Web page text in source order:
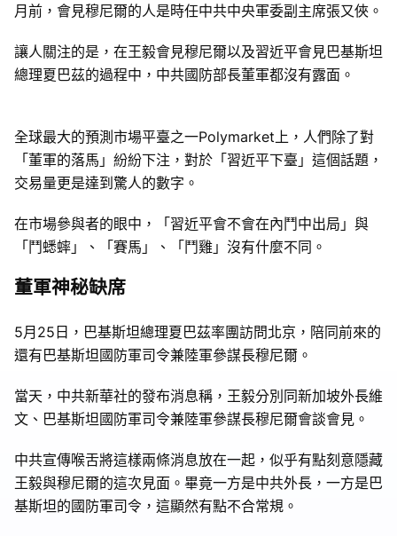
月前，會見穆尼爾的人是時任中共中央軍委副主席張又俠。
讓人關注的是，在王毅會見穆尼爾以及習近平會見巴基斯坦
總理夏巴茲的過程中，中共國防部長董軍都沒有露面。
全球最大的預測市場平臺之一Polymarket上，人們除了對
「董軍的落馬」紛紛下注，對於「習近平下臺」這個話題，
交易量更是達到驚人的數字。
在市場參與者的眼中，「習近平會不會在內鬥中出局」與
「鬥蟋蟀」、「賽馬」、「鬥雞」沒有什麼不同。
董軍神秘缺席
5月25日，巴基斯坦總理夏巴茲率團訪問北京，陪同前來的
還有巴基斯坦國防軍司令兼陸軍參謀長穆尼爾。
當天，中共新華社的發布消息稱，王毅分別同新加坡外長維
文、巴基斯坦國防軍司令兼陸軍參謀長穆尼爾會談會見。
中共宣傳喉舌將這樣兩條消息放在一起，似乎有點刻意隱藏
王毅與穆尼爾的這次見面。畢竟一方是中共外長，一方是巴
基斯坦的國防軍司令，這顯然有點不合常規。